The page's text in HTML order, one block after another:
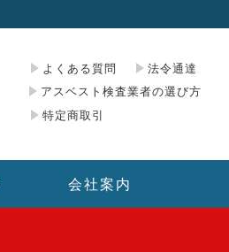
よくある質問
法令通達
アスベスト検査業者の選び方
特定商取引
会社案内